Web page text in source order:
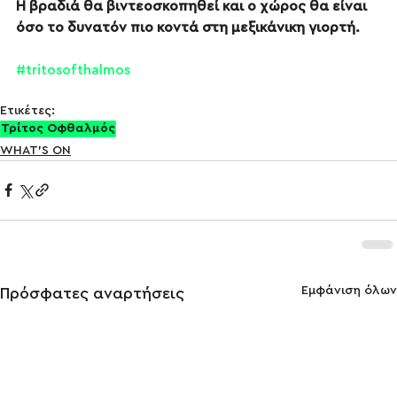
Η βραδιά θα βιντεοσκοπηθεί και ο χώρος θα είναι
όσο το δυνατόν πιο κοντά στη μεξικάνικη γιορτή.
#tritosofthalmos
Ετικέτες:
Τρίτος Οφθαλμός
WHAT'S ON
Πρόσφατες αναρτήσεις Εμφάνιση όλων